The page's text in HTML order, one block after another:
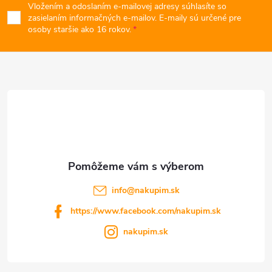
v
p
ä
Vložením a odoslaním e-mailovej adresy súhlasíte so
zasielaním informačných e-mailov. E-maily sú určené pre
osoby staršie ako 16 rokov.
info@nakupim.sk
https://www.facebook.com/nakupim.sk
nakupim.sk